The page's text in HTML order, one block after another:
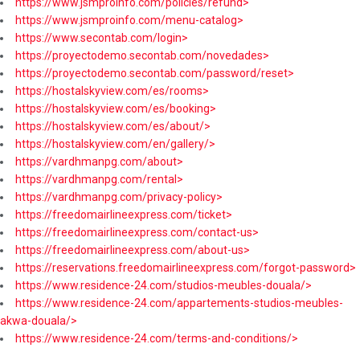
https://www.jsmproinfo.com/menu-catalog>
https://www.secontab.com/login>
https://proyectodemo.secontab.com/novedades>
https://proyectodemo.secontab.com/password/reset>
https://hostalskyview.com/es/rooms>
https://hostalskyview.com/es/booking>
https://hostalskyview.com/es/about/>
https://hostalskyview.com/en/gallery/>
https://vardhmanpg.com/about>
https://vardhmanpg.com/rental>
https://vardhmanpg.com/privacy-policy>
https://freedomairlineexpress.com/ticket>
https://freedomairlineexpress.com/contact-us>
https://freedomairlineexpress.com/about-us>
https://reservations.freedomairlineexpress.com/forgot-password>
https://www.residence-24.com/studios-meubles-douala/>
https://www.residence-24.com/appartements-studios-meubles-
akwa-douala/>
https://www.residence-24.com/terms-and-conditions/>